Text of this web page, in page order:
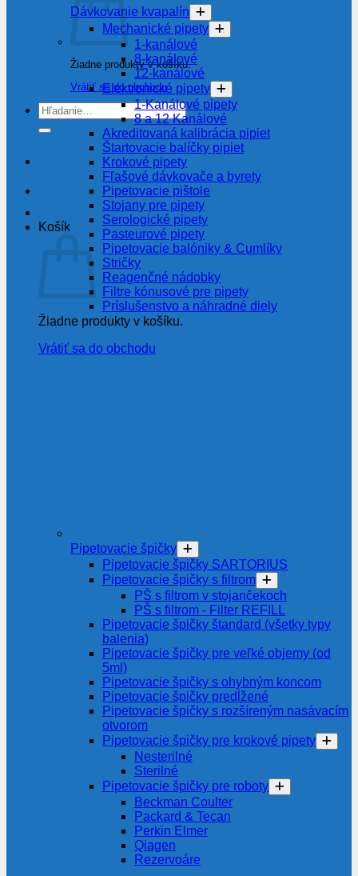
Žiadne produkty v košíku.
Vrátiť sa do obchodu
Hľadať:
Košík
Žiadne produkty v košíku.
Vrátiť sa do obchodu
Dávkovanie kvapalín
Mechanické pipety
1-kanálové
8-kanálové
12-kanálové
Elektronické pipety
1-Kanálové pipety
8 a 12 Kanálové
Akreditovaná kalibrácia pipiet
Štartovacie balíčky pipiet
Krokové pipety
Fľašové dávkovače a byrety
Pipetovacie pištole
Stojany pre pipety
Serologické pipety
Pasteurové pipety
Pipetovacie balóniky & Cumlíky
Stričky
Reagenčné nádobky
Filtre kónusové pre pipety
Príslušenstvo a náhradné diely
Pipetovacie špičky
Pipetovacie špičky SARTORIUS
Pipetovacie špičky s filtrom
PŠ s filtrom v stojančekoch
PŠ s filtrom - Filter REFILL
Pipetovacie špičky štandard (všetky typy
balenia)
Pipetovacie špičky pre veľké objemy (od
5ml)
Pipetovacie špičky s ohybným koncom
Pipetovacie špičky predĺžené
Pipetovacie špičky s rozšíreným nasávacím
otvorom
Pipetovacie špičky pre krokové pipety
Nesterilné
Sterilné
Pipetovacie špičky pre roboty
Beckman Coulter
Packard & Tecan
Perkin Elmer
Qiagen
Rezervoáre